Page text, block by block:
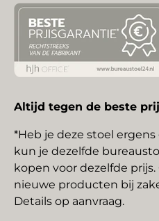
Altijd tegen de beste
*Heb je deze stoel
kun je dezelfde
kopen voor dezelfde
nieuwe producten bij
Details op aanvraag.